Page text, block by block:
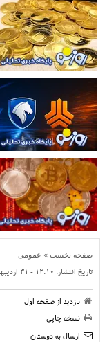
صفحه نخست » عمومی
تاریخ انتشار: ۱۲:۱۰ - ۳۱ ارديبهشت ۱۴۰۵
بازدید از صفحه اول
نسخه چاپی
ارسال به دوستان